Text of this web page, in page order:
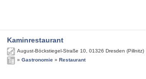
Kaminrestaurant
August-Böckstiegel-Straße 10 01326 Dresden (Pillnitz)
» Gastronomie » Restaurant